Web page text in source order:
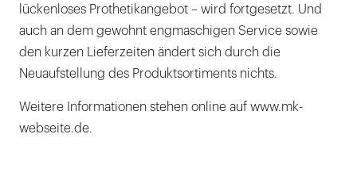
lückenloses Prothetikangebot – wird fortgesetzt. Und
auch an dem gewohnt engmaschigen Service sowie
den kurzen Lieferzeiten ändert sich durch die
Neuaufstellung des Produktsortiments nichts.
Weitere Informationen stehen online auf www.mk-
webseite.de.